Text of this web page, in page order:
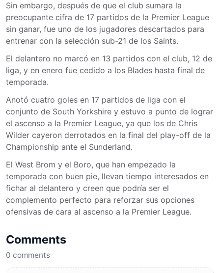
Sin embargo, después de que el club sumara la
preocupante cifra de 17 partidos de la Premier League
sin ganar, fue uno de los jugadores descartados para
entrenar con la selección sub-21 de los Saints.
El delantero no marcó en 13 partidos con el club, 12 de
liga, y en enero fue cedido a los Blades hasta final de
temporada.
Anotó cuatro goles en 17 partidos de liga con el
conjunto de South Yorkshire y estuvo a punto de lograr
el ascenso a la Premier League, ya que los de Chris
Wilder cayeron derrotados en la final del play-off de la
Championship ante el Sunderland.
El West Brom y el Boro, que han empezado la
temporada con buen pie, llevan tiempo interesados en
fichar al delantero y creen que podría ser el
complemento perfecto para reforzar sus opciones
ofensivas de cara al ascenso a la Premier League.
Comments
0 comments